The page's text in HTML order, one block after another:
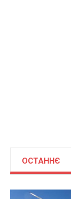
ОСТАННЄ